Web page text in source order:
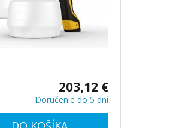
turbína pre rýchle
farby. Príkon: 630 W
203,12 €
Doručenie do 5 dní